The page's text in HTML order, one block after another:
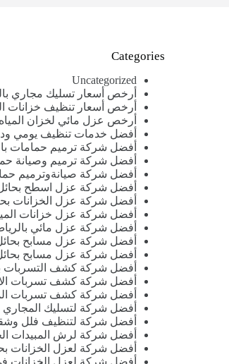
Categories
Uncategorized
أرخص أسعار تسليك مجاري
أرخص أسعار تنظيف خزانات
أرخص عزل مائي لخزان
أفضل خدمات تنظيف يومي
أفضل شركة ترميم حمامات
أفضل شركة ترميم وصيانة
أفضل شركة صيانةوترميم
أفضل شركة عزل اسطح بحائل
أفضل شركة عزل الخزانات
أفضل شركة عزل خزانات
أفضل شركة عزل مائي
أفضل شركة عزل مسابح
أفضل شركة عزل مسابح
أفضل شركة كشف التسربات
أفضل شركة كشف تسربات
أفضل شركة كشف تسربات
أفضل شركة لتسليك المجاري
أفضل شركة لتنظيف فلل
أفضل شركة لرش المبيدات
أفضل شركة لعزل الخزانات